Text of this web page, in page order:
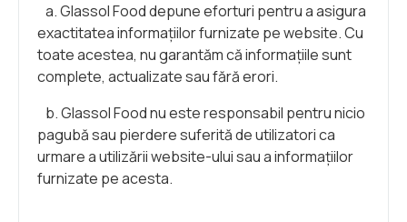
a. Glassol Food depune eforturi pentru a asigura
exactitatea informațiilor furnizate pe website. Cu
toate acestea, nu garantăm că informațiile sunt
complete, actualizate sau fără erori.
b. Glassol Food nu este responsabil pentru nicio
pagubă sau pierdere suferită de utilizatori ca
urmare a utilizării website-ului sau a informațiilor
furnizate pe acesta.